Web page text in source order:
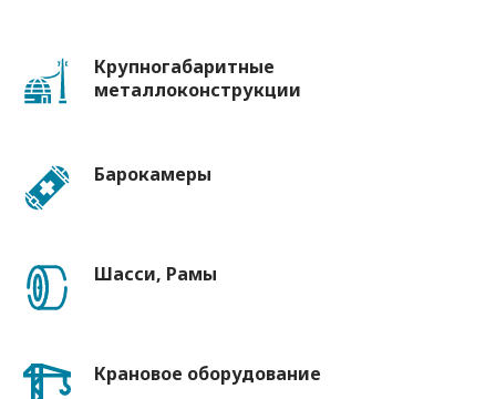
Крупногабаритные
металлоконструкции
Барокамеры
Шасси, Рамы
Крановое оборудование